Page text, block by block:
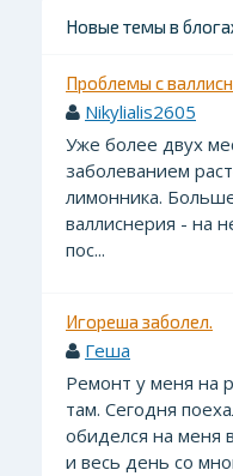
Новые темы в
Проблемы с
Nikylialis2605
Уже более двух
заболеванием
лимонника.
валлиснерия - на
пос...
Игореша заболел.
Геша
Ремонт у меня на
там. Сегодня
обиделся на меня
и весь день со